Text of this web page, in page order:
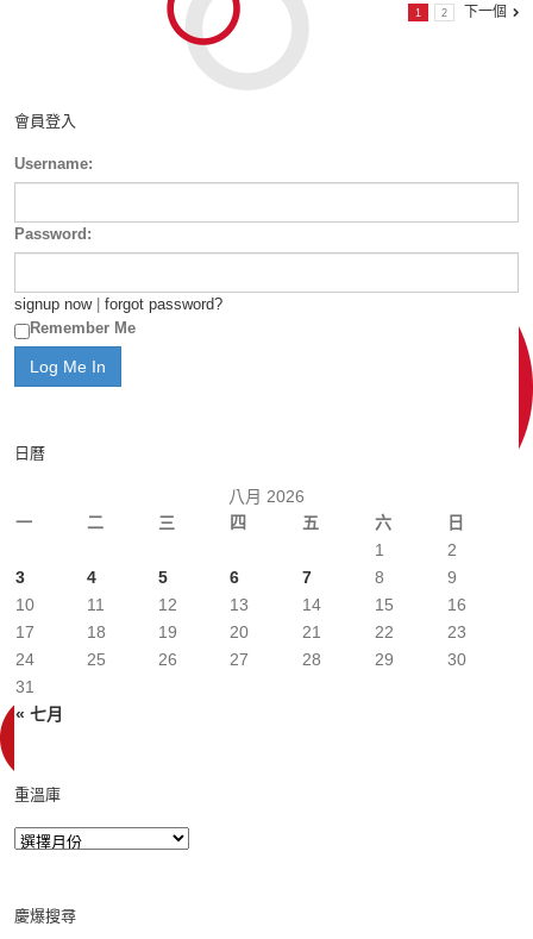
1 2 下一個
會員登入
Username:
Password:
signup now| forgot password?
Remember Me
日曆
八月 2026
一
二 三 四 五 六 日
« 七月
1
2
3
4 5 6 7 8
9
10
11 12 13 14 15
16
17
18 19 20 21 22
23
24
25 26 27 28 29
30
31
重溫庫
慶爆搜尋